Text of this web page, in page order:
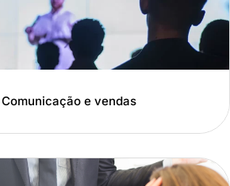
e vendas